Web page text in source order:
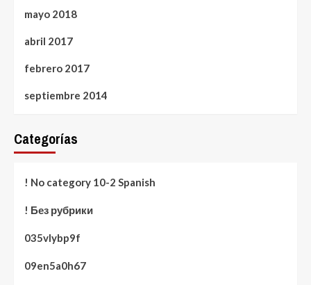
mayo 2018
abril 2017
febrero 2017
septiembre 2014
Categorías
! No category 10-2 Spanish
! Без рубрики
035vlybp9f
09en5a0h67